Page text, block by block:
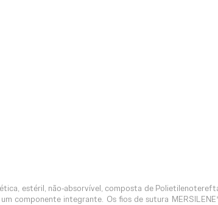
estéril, não-absorvível, composta de
componente integrante. Os fios de sutura